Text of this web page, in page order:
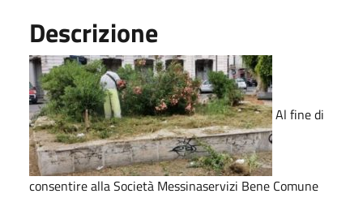
Descrizione
Al fine di
consentire alla Società Messinaservizi Bene Comune